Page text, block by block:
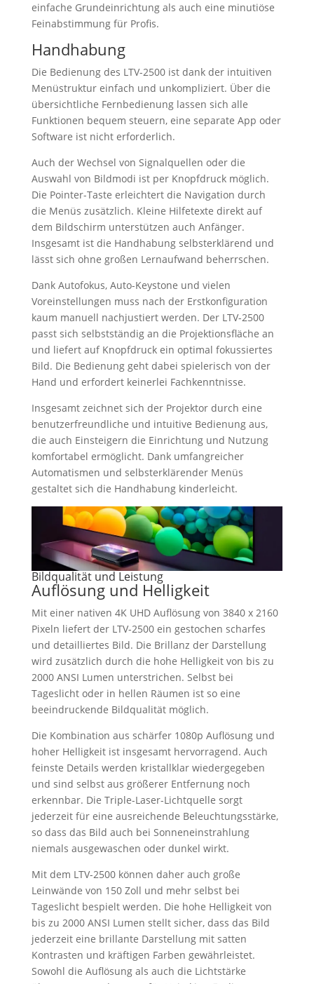
einfache Grundeinrichtung als auch eine minutiöse
Feinabstimmung für Profis.
Handhabung
Die Bedienung des LTV-2500 ist dank der intuitiven
Menüstruktur einfach und unkompliziert. Über die
übersichtliche Fernbedienung lassen sich alle
Funktionen bequem steuern, eine separate App oder
Software ist nicht erforderlich.
Auch der Wechsel von Signalquellen oder die
Auswahl von Bildmodi ist per Knopfdruck möglich.
Die Pointer-Taste erleichtert die Navigation durch
die Menüs zusätzlich. Kleine Hilfetexte direkt auf
dem Bildschirm unterstützen auch Anfänger.
Insgesamt ist die Handhabung selbsterklärend und
lässt sich ohne großen Lernaufwand beherrschen.
Dank Autofokus, Auto-Keystone und vielen
Voreinstellungen muss nach der Erstkonfiguration
kaum manuell nachjustiert werden. Der LTV-2500
passt sich selbstständig an die Projektionsfläche an
und liefert auf Knopfdruck ein optimal fokussiertes
Bild. Die Bedienung geht dabei spielerisch von der
Hand und erfordert keinerlei Fachkenntnisse.
Insgesamt zeichnet sich der Projektor durch eine
benutzerfreundliche und intuitive Bedienung aus,
die auch Einsteigern die Einrichtung und Nutzung
komfortabel ermöglicht. Dank umfangreicher
Automatismen und selbsterklärender Menüs
gestaltet sich die Handhabung kinderleicht.
Bildqualität und Leistung
Auflösung und Helligkeit
Mit einer nativen 4K UHD Auflösung von 3840 x 2160
Pixeln liefert der LTV-2500 ein gestochen scharfes
und detailliertes Bild. Die Brillanz der Darstellung
wird zusätzlich durch die hohe Helligkeit von bis zu
2000 ANSI Lumen unterstrichen. Selbst bei
Tageslicht oder in hellen Räumen ist so eine
beeindruckende Bildqualität möglich.
Die Kombination aus schärfer 1080p Auflösung und
hoher Helligkeit ist insgesamt hervorragend. Auch
feinste Details werden kristallklar wiedergegeben
und sind selbst aus größerer Entfernung noch
erkennbar. Die Triple-Laser-Lichtquelle sorgt
jederzeit für eine ausreichende Beleuchtungsstärke,
so dass das Bild auch bei Sonneneinstrahlung
niemals ausgewaschen oder dunkel wirkt.
Mit dem LTV-2500 können daher auch große
Leinwände von 150 Zoll und mehr selbst bei
Tageslicht bespielt werden. Die hohe Helligkeit von
bis zu 2000 ANSI Lumen stellt sicher, dass das Bild
jederzeit eine brillante Darstellung mit satten
Kontrasten und kräftigen Farben gewährleistet.
Sowohl die Auflösung als auch die Lichtstärke